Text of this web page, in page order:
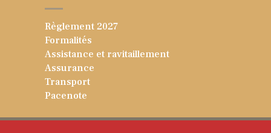
Règlement 2027
Formalités
Assistance et ravitaillement
Assurance
Transport
Pacenote